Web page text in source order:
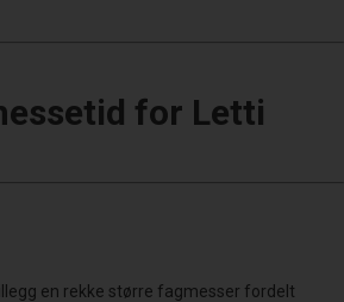
for Letti
en rekke større fagmesser fordelt